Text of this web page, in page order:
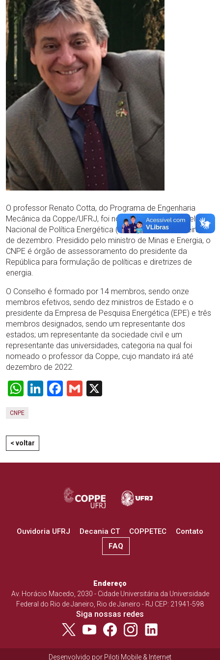
O professor Renato Cotta, do Programa de Engenharia
Mecânica da Coppe/UFRJ, foi nomeado para o Conselho
Nacional de Política Energética (CNPE) nesta sexta-feira, 4
de dezembro. Presidido pelo ministro de Minas e Energia, o
CNPE é órgão de assessoramento do presidente da
República para formulação de políticas e diretrizes de
energia.
O Conselho é formado por 14 membros, sendo onze
membros efetivos, sendo dez ministros de Estado e o
presidente da Empresa de Pesquisa Energética (EPE) e três
membros designados, sendo um representante dos
estados; um representante da sociedade civil e um
representante das universidades, categoria na qual foi
nomeado o professor da Coppe, cujo mandato irá até
dezembro de 2022.
WhatsApp
LinkedIn
Facebook
Gmail
CNPE
< voltar
Ouvidoria UFRJ Decania CT COPPETEC
Contato
FAQ
Endereço
Av. Horácio Macedo, 2030 - Cidade Universitária da Universidade
Federal do Rio de Janeiro, Rio de Janeiro - RJ CEP: 21941-598
Siga nossas redes
Desenvolvido por Piloti Mobile & Internet